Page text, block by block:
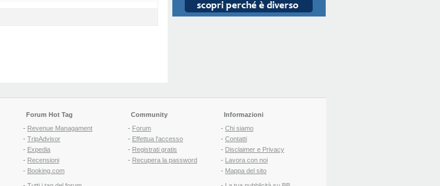
Forum Hot Tag
- Revenue Managament
- TripAdvisor
- Expedia
- Recensioni
- Booking.com
Community
- Forum
- Effettua l'accesso
- Registrati gratis
- Recupera la password
Informazioni
- Chi siamo
- Contatti
- Disclaimer e Privacy
- Lavora con noi
- Mappa del sito